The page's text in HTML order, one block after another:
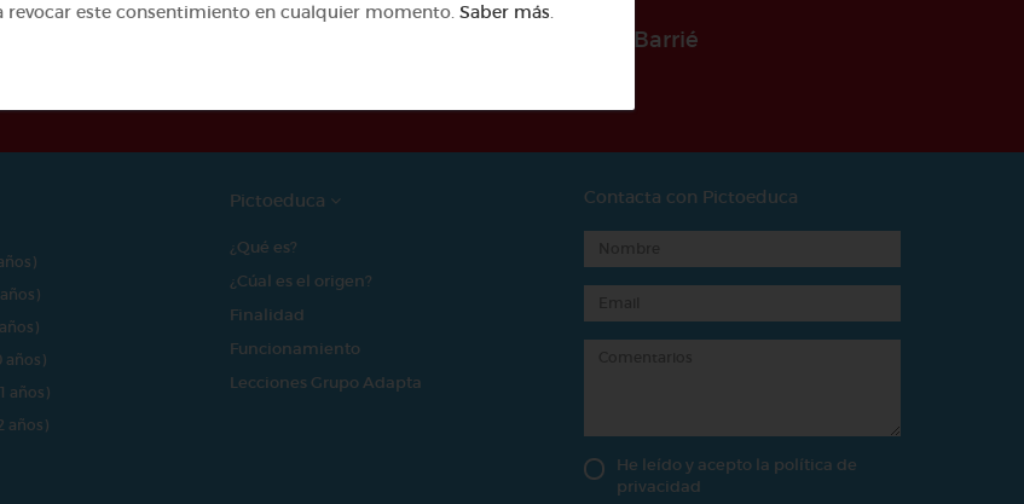
ha sido posible gracias al mecenazgo de la Fundación Barrié
años)
años)
años)
Pictoeduca
¿Qué es?
¿Cúal es el origen?
Finalidad
Funcionamiento
Lecciones Grupo Adapta
Contacta con Pictoeduca
He leído y acepto la política de
privacidad
revocar este consentimiento en cualquier momento. Saber más.